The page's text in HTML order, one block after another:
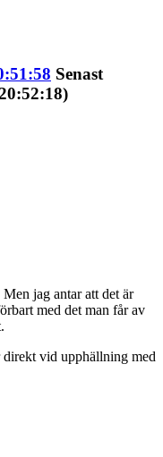
Senast
jag antar att det är
med det man får av
vid upphällning med